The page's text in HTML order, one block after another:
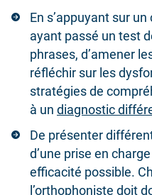
En s’appuyant sur
ayant passé un test
phrases, d’amener
réfléchir sur les
stratégies de
à un diagnostic
De présenter
d’une prise en
efficacité possible.
l’orthophoniste doit